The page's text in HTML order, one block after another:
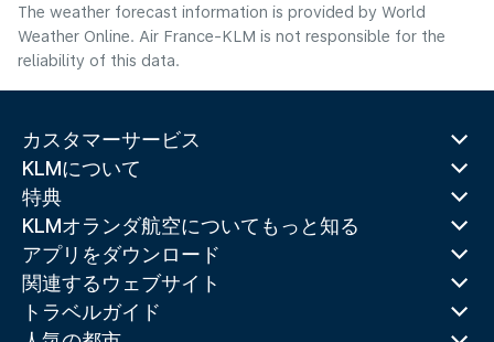
The weather forecast information is provided by World
Weather Online. Air France-KLM is not responsible for the
reliability of this data.
カスタマーサービス
KLMについて
特典
KLMオランダ航空についてもっと知る
アプリをダウンロード
関連するウェブサイト
トラベルガイド